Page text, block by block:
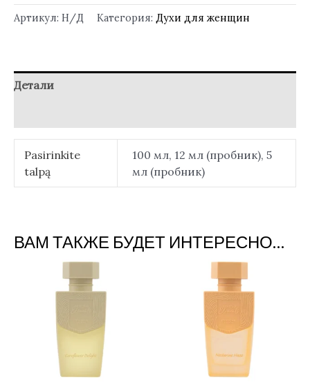
Артикул: Н/Д Категория: Духи для женщин
Детали
Pasirinkite
talpą
100 мл, 12 мл (пробник), 5
мл (пробник)
ВАМ ТАКЖЕ БУДЕТ ИНТЕРЕСНО…